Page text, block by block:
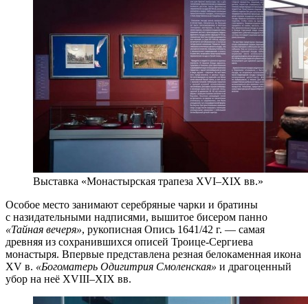
Выставка «Монастырская трапеза XVI–XIX вв.»
Особое место занимают серебряные чарки и братины
с назидательными надписями, вышитое бисером панно
«Тайная вечеря», рукописная Опись 1641/42 г. — самая
древняя из сохранившихся описей Троице-Сергиева
монастыря. Впервые представлена резная белокаменная икона
XV в. «Богоматерь Одигитрия Смоленская» и драгоценный
убор на неё XVIII–XIX вв.